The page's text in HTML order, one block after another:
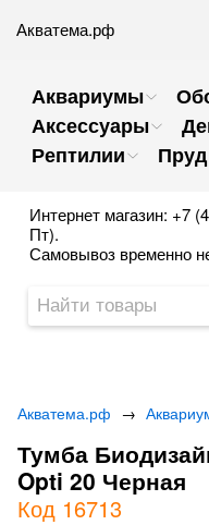
Акватема.рф
Аквариумы
Аксессуары
Рептилии
Пруд
Интернет магазин: +7
Пт).
Самовывоз временно
Акватема.рф →
Тумба
Opti 20 Черная
Код 16713